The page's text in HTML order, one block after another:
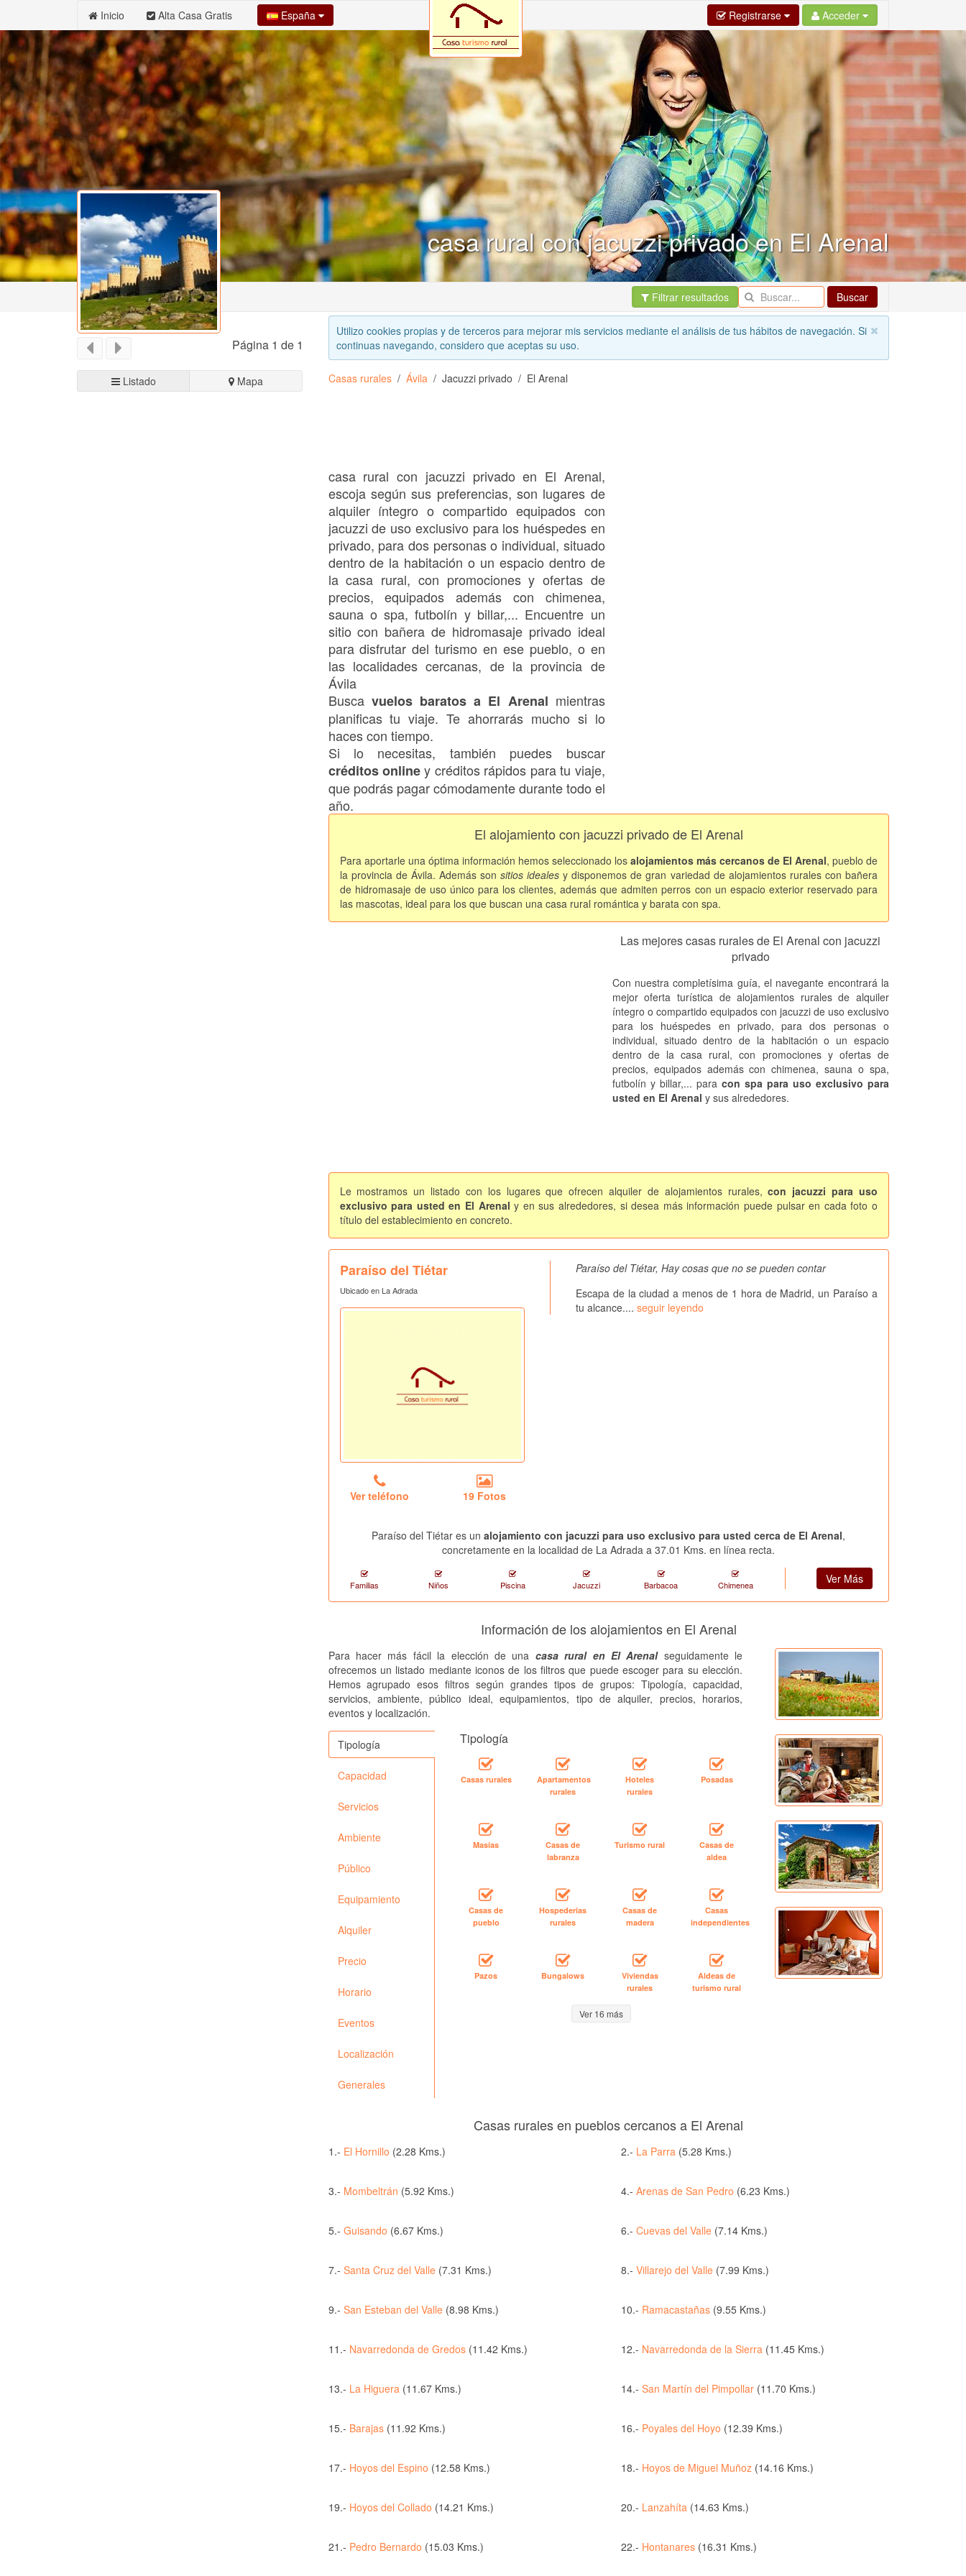
Inicio Alta Casa Gratis España Registrarse Acceder
casa rural con jacuzzi privado en El Arenal
Filtrar resultados Buscar
Página 1 de 1
Listado Mapa
Utilizo cookies propias y de terceros para mejorar mis servicios mediante el análisis de tus hábitos de navegación. Si
continuas navegando, considero que aceptas su uso.
Casas rurales Ávila Jacuzzi privado El Arenal
casa rural con jacuzzi privado en El Arenal,
escoja según sus preferencias, son lugares de
alquiler íntegro o compartido equipados con
jacuzzi de uso exclusivo para los huéspedes en
privado, para dos personas o individual, situado
dentro de la habitación o un espacio dentro de
la casa rural, con promociones y ofertas de
precios, equipados además con chimenea,
sauna o spa, futbolín y billar,... Encuentre un
sitio con bañera de hidromasaje privado ideal
para disfrutar del turismo en ese pueblo, o en
las localidades cercanas, de la provincia de
Ávila
Busca vuelos baratos a El Arenal mientras
planificas tu viaje. Te ahorrarás mucho si lo
haces con tiempo.
Si lo necesitas, también puedes buscar
créditos onliney créditos rápidos para tu viaje,
que podrás pagar cómodamente durante todo el
año.
El alojamiento con jacuzzi privado de El Arenal
Para aportarle una óptima información hemos seleccionado los alojamientos más cercanos de El Arenal, pueblo de
la provincia de Ávila. Además sonsitios idealesy disponemos de gran variedad de alojamientos rurales con bañera
de hidromasaje de uso único para los clientes, además que admiten perros con un espacio exterior reservado para
las mascotas, ideal para los que buscan una casa rural romántica y barata con spa.
Las mejores casas rurales de El Arenal con jacuzzi
privado
Con nuestra completísima guía, el navegante encontrará la
mejor oferta turística de alojamientos rurales de alquiler
íntegro o compartido equipados con jacuzzi de uso exclusivo
para los huéspedes en privado, para dos personas o
individual, situado dentro de la habitación o un espacio
dentro de la casa rural, con promociones y ofertas de
precios, equipados además con chimenea, sauna o spa,
futbolín y billar,... para con spa para uso exclusivo para
usted en El Arenal y sus alrededores.
Le mostramos un listado con los lugares que ofrecen alquiler de alojamientos rurales,con jacuzzi para uso
exclusivo para usted en El Arenal y en sus alrededores, si desea más información puede pulsar en cada foto o
título del establecimiento en concreto.
Paraíso del Tiétar
Ubicado en La Adrada
Ver teléfono 19 Fotos
Paraíso del Tiétar, Hay cosas que no se pueden contar
Escapa de la ciudad a menos de 1 hora de Madrid, un Paraíso a
tu alcance.... seguir leyendo
Paraíso del Tiétar es unalojamiento con jacuzzi para uso exclusivo para usted cerca de El Arenal,
concretamente en la localidad de La Adrada a 37.01 Kms. en línea recta.
Familias Niños Piscina Jacuzzi Barbacoa Chimenea Ver Más
Información de los alojamientos en El Arenal
Para hacer más fácil la elección de una casa rural en El Arenalseguidamente le
ofrecemos un listado mediante iconos de los filtros que puede escoger para su elección.
Hemos agrupado esos filtros según grandes tipos de grupos: Tipología, capacidad,
servicios, ambiente, público ideal, equipamientos, tipo de alquiler, precios, horarios,
eventos y localización.
Tipología
Capacidad
Servicios
Ambiente
Público
Equipamiento
Alquiler
Precio
Horario
Eventos
Localización
Generales
Tipología
Casas rurales
Apartamentos
rurales
Hoteles
rurales
Posadas
Masías
Casas de
labranza
Turismo rural
Casas de
aldea
Casas de
pueblo
Hospederías
rurales
Casas de
madera
Casas
independientes
Pazos Bungalows
Viviendas
rurales
Aldeas de
turismo rural
Ver 16 más
Casas rurales en pueblos cercanos a El Arenal
1.- El Hornillo (2.28 Kms.) 2.- La Parra (5.28 Kms.)
3.- Mombeltrán (5.92 Kms.) 4.-Arenas de San Pedro (6.23 Kms.)
5.- Guisando (6.67 Kms.) 6.-Cuevas del Valle (7.14 Kms.)
7.- Santa Cruz del Valle(7.31 Kms.) 8.-Villarejo del Valle (7.99 Kms.)
9.- San Esteban del Valle(8.98 Kms.) 10.- Ramacastañas (9.55 Kms.)
11.- Navarredonda de Gredos(11.42 Kms.) 12.- Navarredonda de la Sierra (11.45 Kms.)
13.- La Higuera(11.67 Kms.) 14.-San Martín del Pimpollar (11.70 Kms.)
15.- Barajas(11.92 Kms.) 16.- Poyales del Hoyo (12.39 Kms.)
17.- Hoyos del Espino (12.58 Kms.) 18.- Hoyos de Miguel Muñoz (14.16 Kms.)
19.- Hoyos del Collado (14.21 Kms.) 20.- Lanzahíta (14.63 Kms.)
21.- Pedro Bernardo (15.03 Kms.) 22.- Hontanares (16.31 Kms.)